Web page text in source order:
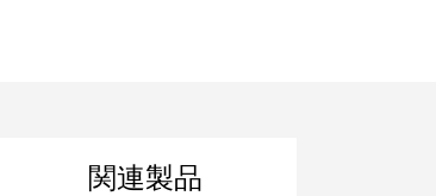
関連製品